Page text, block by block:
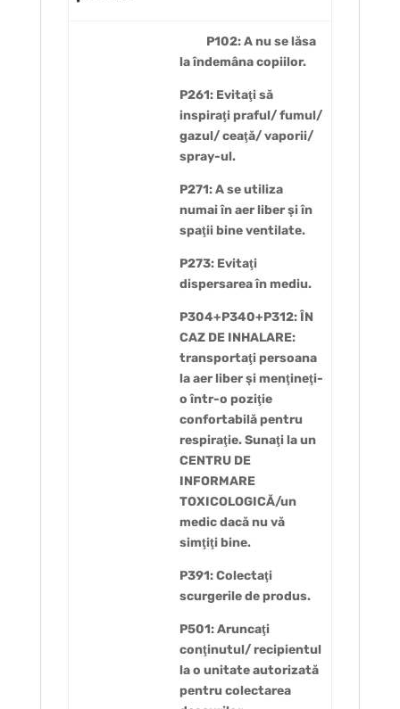
P102: A nu se lăsa
la îndemâna copiilor.
P261: Evitaţi să
inspiraţi praful/ fumul/
gazul/ ceaţă/ vaporii/
spray-ul.
P271: A se utiliza
numai în aer liber şi în
spaţii bine ventilate.
P273: Evitaţi
dispersarea în mediu.
P304+P340+P312: ÎN
CAZ DE INHALARE:
transportaţi persoana
la aer liber şi menţineţi-
o într-o poziţie
confortabilă pentru
respiraţie. Sunaţi la un
CENTRU DE
INFORMARE
TOXICOLOGICĂ/un
medic dacă nu vă
simţiţi bine.
P391: Colectaţi
scurgerile de produs.
P501: Aruncaţi
conţinutul/ recipientul
la o unitate autorizată
pentru colectarea